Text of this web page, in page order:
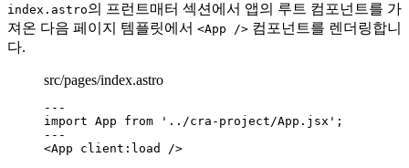
index.astro의 프런트매터 섹션에서 앱의 루트 컴포넌트를 가
져온 다음 페이지 템플릿에서 <App /> 컴포넌트를 렌더링합니
다.
src/pages/index.astro
---
import App from ' ../cra-project/App.jsx ' ;
---
<App client:load />